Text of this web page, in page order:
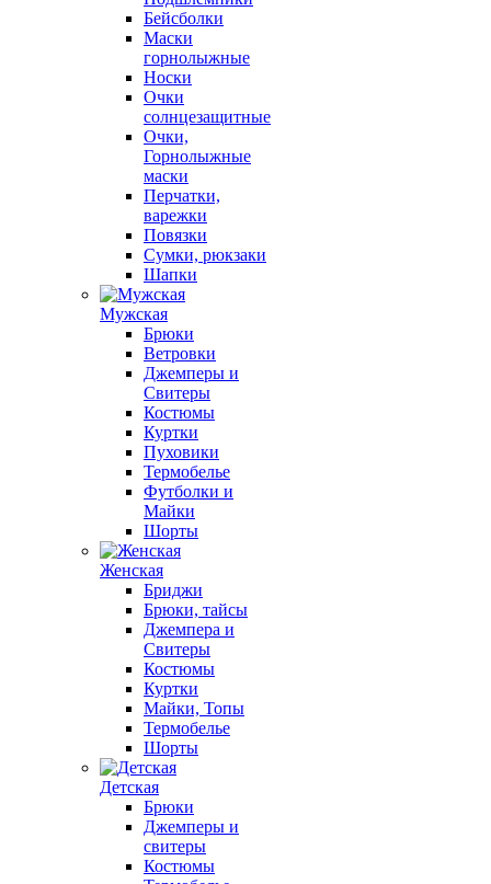
Бейсболки
Маски
горнолыжные
Носки
Очки
солнцезащитные
Очки,
Горнолыжные
маски
Перчатки,
варежки
Повязки
Сумки, рюкзаки
Шапки
Мужская
Брюки
Ветровки
Джемперы и
Свитеры
Костюмы
Куртки
Пуховики
Термобелье
Футболки и
Майки
Шорты
Женская
Бриджи
Брюки, тайсы
Джемпера и
Свитеры
Костюмы
Куртки
Майки, Топы
Термобелье
Шорты
Детская
Брюки
Джемперы и
свитеры
Костюмы